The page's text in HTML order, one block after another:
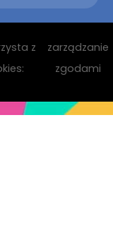
z
zarządzanie
zgodami